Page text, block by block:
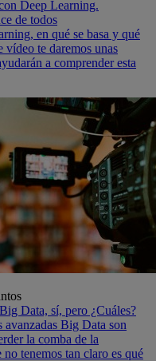
Deep Learning.
de todos
en qué se basa y qué
vídeo te daremos unas
a comprender esta
Data, sí, pero ¿Cuáles?
avanzadas Big Data son
la comba de la
tenemos tan claro es qué